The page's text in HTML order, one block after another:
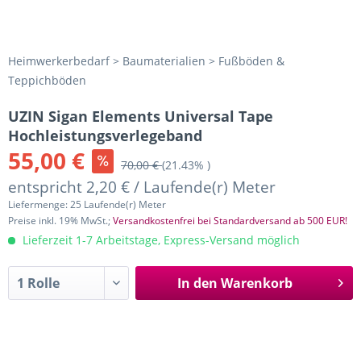
Heimwerkerbedarf > Baumaterialien > Fußböden &
Teppichböden
UZIN Sigan Elements Universal Tape
Hochleistungsverlegeband
55,00 € 70,00 €(21.43% )
entspricht 2,20 € / Laufende(r) Meter
Liefermenge: 25 Laufende(r) Meter
Preise inkl. 19% MwSt.;Versandkostenfrei bei Standardversand ab 500 EUR!
Lieferzeit 1-7 Arbeitstage, Express-Versand möglich
In den Warenkorb